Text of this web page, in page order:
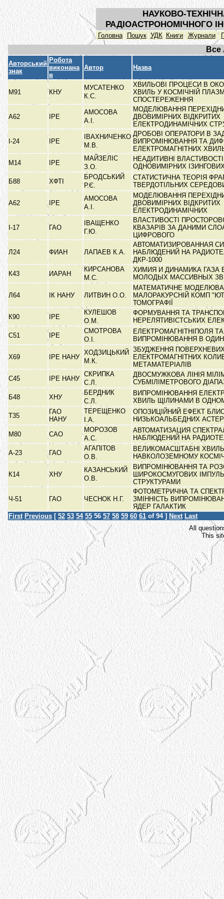
НАУКОВО-
РАДІОАСТРОНОМІЧНОГО
Головна Пошук УДК Книги Журнали
Все
Авторський
знак
Робота
виконана
в
Автор Назва
М91 КНУ
МУСАТЕНКО
К.С.
ХВИЛЬОВІ ПРОЦЕСИ В
ХВИЛЬ У КОСМІЧНІЙ
СПОСТЕРЕЖЕННЯ
А62 ІРЕ
АМОСОВА
А.І.
МОДЕЛЮВАННЯ
ДВОВИМІРНИХ ВІДКРИТИХ
ЕЛЕКТРОДИНАМІЧНИХ
І-24 ІРЕ
ІВАХНИЧЕНКО
М.В.
ДРОБОВІ ОПЕРАТОРИ В
ВИПРОМІНЮВАННЯ ТА
ЕЛЕКТРОМАГНІТНИХ
М14
ІРЕ
МАЙЗЕЛІС
З.О.
НЕАДИТИВНІ
ОДНОВИМІРНИХ
Б88
ХФТІ
БРОДСЬКИЙ
Р.Є.
СТАТИСТИЧНА ТЕОРІЯ
ТВЕРДОТІЛЬНИХ
А62 ІРЕ
АМОСОВА
А.І.
МОДЕЛЮВАННЯ
ДВОВИМІРНИХ ВІДКРИТИХ
ЕЛЕКТРОДИНАМІЧНИХ
І-17 ГАО
ІВАЩЕНКО
Г.Ю.
ВЛАСТИВОСТІ
КВАЗАРІВ ЗА ДАНИМИ
ЦИФРОВОГО
Л24 ФИАН ЛАПАЕВ К.А.
АВТОМАТИЗИРОВАННАЯ
НАБЛЮДЕНИЙ НА
ДКР-1000
К43
ИАРАН
КИРСАНОВА
М.С.
ХИМИЯ И ДИНАМИКА ГАЗА
МОЛОДЫХ МАССИВНЫХ
Л64 ІК НАНУ ЛИТВИН О.О.
МАТЕМАТИЧНЕ
МАЛОРАКУРСНІЙ КОМП
ТОМОГРАФІЇ
К90
ІРЕ
КУЛЕШОВ
О.М.
ФОРМУВАННЯ ТА
НЕРЕЛЯТИВІСТСЬКИХ
С51
ІРЕ
СМОТРОВА
О.І.
ЕЛЕКТРОМАГНІТНІПОЛЯ
ВИПРОМІНЮВАННЯ В
Х69 ІРЕ НАНУ
ХОДЗИЦЬКИЙ
М.К.
ЗБУДЖЕННЯ
ЕЛЕКТРОМАГНІТНИХ
МЕТАМАТЕРІАЛІВ
С45
ІРЕ НАНУ
СКРИПКА
С.Л.
ДВОСМУЖКОВА ЛІНІЯ
СУБМІЛІМЕТРОВОГО
Б48
ХНУ
БЕРДНИК
С.Л.
ВИПРОМІНЮВАННЯ
ХВИЛЬ ЩІЛИНАМИ В
Т35
ГАО
НАНУ
ТЕРЕЩЕНКО
І.А.
ОПОЗИЦІЙНИЙ ЕФЕКТ
НИЗЬКОАЛЬБЕДНИХ
М80
САО
МОРОЗОВ
А.С.
АВТОМАТИЗАЦИЯ
НАБЛЮДЕНИЙ НА
А-23
ГАО
АГАПІТОВ
О.В.
ВЕЛИКОМАСШТАБНІ
НАВКОЛОЗЕМНОМУ
К14 ХНУ
КАЗАНСЬКИЙ
О.В.
ВИПРОМІНЮВАННЯ ТА
ШИРОКОСМУГОВИХ
СТРУКТУРАМИ
Ч-51 ГАО ЧЕСНОК Н.Г.
ФОТОМЕТРИЧНА ТА
ЗМІННІСТЬ
ЯДЕР ГАЛАКТИК
First Previous [ 52 53 54 55 56 57 58 59 60 61 of 94 ] Next Last
All
This